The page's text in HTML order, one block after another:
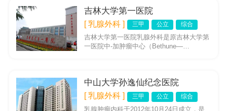
吉林大学第一医院
[ 乳腺外科 ] 三甲 公立 综合
吉林大学第一医院乳腺外科是原吉林大学第
一医院中-加肿瘤中心（Bethune—
中山大学孙逸仙纪念医院
[ 乳腺外科 ] 三甲 公立 综合
乳腺肿瘤内科于2012年10月24日成立，是